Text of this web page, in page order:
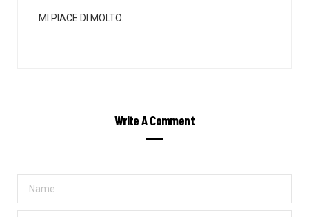
MI PIACE DI MOLTO.
Write A Comment